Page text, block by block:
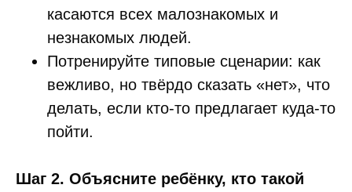
касаются всех малознакомых и
незнакомых людей.
Потренируйте типовые сценарии: как
вежливо, но твёрдо сказать «нет», что
делать, если кто-то предлагает куда-то
пойти.
Шаг 2. Объясните ребёнку, кто такой